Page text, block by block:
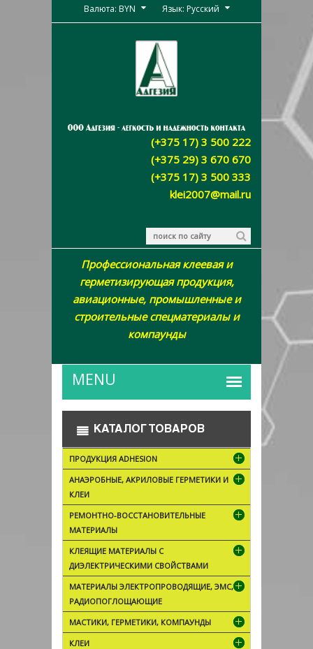
Валюта: BYN Язык: Русский
(+375 17) 3 500 222
(+375 29) 3 670 670
(+375 17) 3 500 333
klei2007@mail.ru
Профессиональная клеевая и
герметизирующая продукция,
авиационные, промышленные и
строительные спецматериалы и
компаунды
КАТАЛОГ ТОВАРОВ
ПРОДУКЦИЯ ADHESION
АНАЭРОБНЫЕ, АКРИЛОВЫЕ ГЕРМЕТИКИ И
КЛЕИ
РЕМОНТНО-ВОССТАНОВИТЕЛЬНЫЕ
МАТЕРИАЛЫ
КЛЕЯЩИЕ МАТЕРИАЛЫ С
ДИЭЛЕКТРИЧЕСКИМИ СВОЙСТВАМИ
МАТЕРИАЛЫ ЭЛЕКТРОПРОВОДЯЩИЕ, ЭМС,
РАДИОПОГЛОЩАЮЩИЕ
МАСТИКИ, ГЕРМЕТИКИ, КОМПАУНДЫ
КЛЕИ